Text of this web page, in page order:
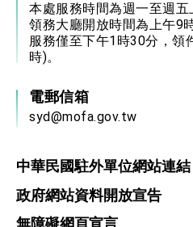
本處服務時間為週一至週五
領務大廳開放時間為上午9
服務僅至下午1時30分，領
時)。
電郵信箱
syd@mofa.gov.tw
中華民國駐外單位網站連結
政府網站資料開放宣告
無障礙網頁宣言